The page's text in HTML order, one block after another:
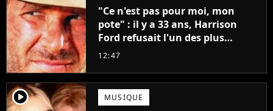
"Ce n'est pas pour moi, mon
pote" : il y a 33 ans, Harrison
Ford refusait l'un des plus
grands succès de tous les temps
12:47
player2 MUSIQUE